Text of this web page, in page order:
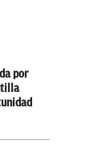
por